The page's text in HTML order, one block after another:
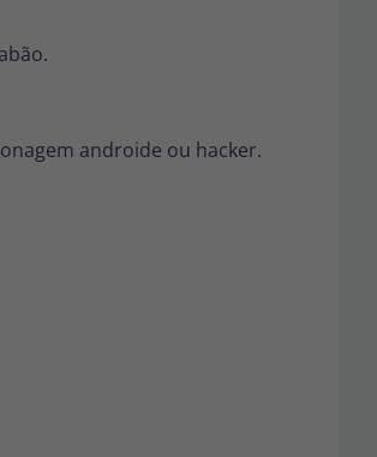
androide ou hacker.